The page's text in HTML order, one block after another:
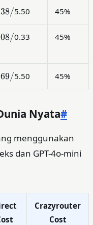
5.50 45%
0.33 45%
5.50 45%
Nyata#
menggunakan
dan GPT-4o-mini
Crazyrouter
Cost